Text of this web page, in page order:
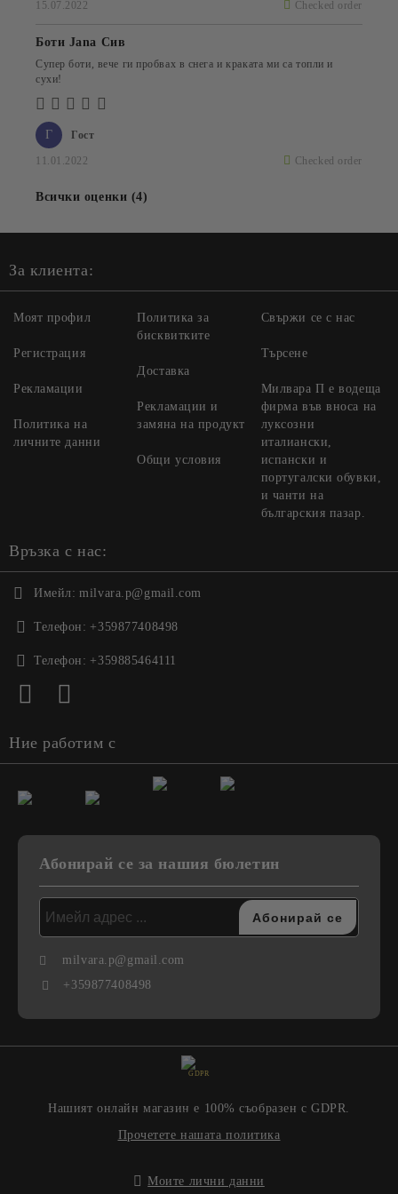
15.07.2022 Checked order
Г Гост
11.01.2022 Checked order
Боти Jana Сив
Супер боти, вече ги пробвах в снега и краката ми са топли и
сухи!
Всички оценки (4)
За клиента:
Моят профил
Регистрация
Рекламации
Политика на
личните данни
Политика за
бисквитките
Доставка
Рекламации и
замяна на продукт
Общи условия
Свържи се с нас
Търсене
Милвара П е водеща
фирма във вноса на
луксозни
италиански,
испански и
португалски обувки,
и чанти на
българския пазар.
Връзка с нас:
Имейл: milvara.p@gmail.com
Телефон: +359877408498
Телефон: +359885464111
Ние работим с
Абонирай се за нашия бюлетин
milvara.p@gmail.com
+359877408498
GDPR
Нашият онлайн магазин е 100% съобразен с GDPR.
Прочетете нашата политика
Моите лични данни